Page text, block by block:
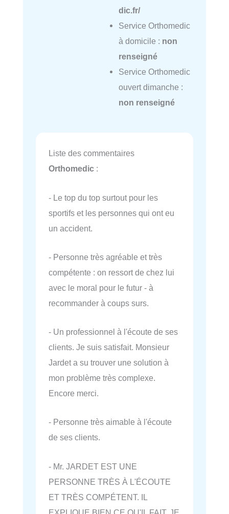
dic.fr/
Service Orthomedic
à domicile : non
renseigné
Service Orthomedic
ouvert dimanche :
non renseigné
Liste des commentaires
Orthomedic :
- Le top du top surtout pour les
sportifs et les personnes qui ont eu
un accident.
- Personne très agréable et très
compétente : on ressort de chez lui
avec le moral pour le futur - à
recommander à coups surs.
- Un professionnel à l'écoute de ses
clients. Je suis satisfait. Monsieur
Jardet a su trouver une solution à
mon problème très complexe.
Encore merci.
- Personne très aimable à l'écoute
de ses clients.
- Mr. JARDET EST UNE
PERSONNE TRÈS À L'ÉCOUTE
ET TRÈS COMPÉTENT. IL